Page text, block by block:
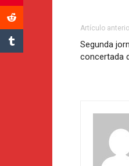
Artículo
Segunda
concertada